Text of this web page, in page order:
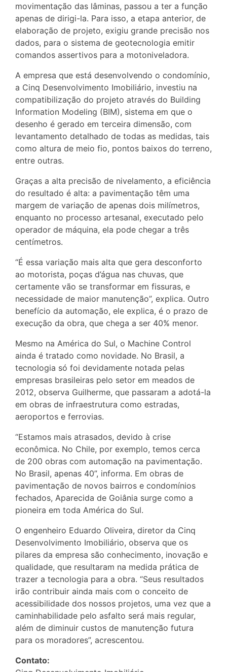
movimentação das lâminas, passou a ter a função
apenas de dirigi-la. Para isso, a etapa anterior, de
elaboração de projeto, exigiu grande precisão nos
dados, para o sistema de geotecnologia emitir
comandos assertivos para a motoniveladora.
A empresa que está desenvolvendo o condomínio,
a Cinq Desenvolvimento Imobiliário, investiu na
compatibilização do projeto através do Building
Information Modeling (BIM), sistema em que o
desenho é gerado em terceira dimensão, com
levantamento detalhado de todas as medidas, tais
como altura de meio fio, pontos baixos do terreno,
entre outras.
Graças a alta precisão de nivelamento, a eficiência
do resultado é alta: a pavimentação têm uma
margem de variação de apenas dois milímetros,
enquanto no processo artesanal, executado pelo
operador de máquina, ela pode chegar a três
centímetros.
“É essa variação mais alta que gera desconforto
ao motorista, poças d’água nas chuvas, que
certamente vão se transformar em fissuras, e
necessidade de maior manutenção”, explica. Outro
benefício da automação, ele explica, é o prazo de
execução da obra, que chega a ser 40% menor.
Mesmo na América do Sul, o Machine Control
ainda é tratado como novidade. No Brasil, a
tecnologia só foi devidamente notada pelas
empresas brasileiras pelo setor em meados de
2012, observa Guilherme, que passaram a adotá-la
em obras de infraestrutura como estradas,
aeroportos e ferrovias.
“Estamos mais atrasados, devido à crise
econômica. No Chile, por exemplo, temos cerca
de 200 obras com automação na pavimentação.
No Brasil, apenas 40”, informa. Em obras de
pavimentação de novos bairros e condomínios
fechados, Aparecida de Goiânia surge como a
pioneira em toda América do Sul.
O engenheiro Eduardo Oliveira, diretor da Cinq
Desenvolvimento Imobiliário, observa que os
pilares da empresa são conhecimento, inovação e
qualidade, que resultaram na medida prática de
trazer a tecnologia para a obra. “Seus resultados
irão contribuir ainda mais com o conceito de
acessibilidade dos nossos projetos, uma vez que a
caminhabilidade pelo asfalto será mais regular,
além de diminuir custos de manutenção futura
para os moradores”, acrescentou.
Contato: